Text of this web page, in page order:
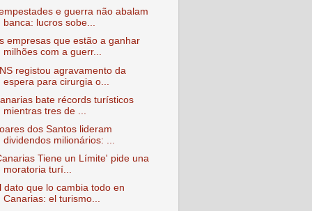
e guerra não abalam
banca: lucros sobe...
empresas que estão a ganhar
milhões com a guerr...
registou agravamento da
espera para cirurgia o...
bate récords turísticos
mientras tres de ...
dos Santos lideram
dividendos milionários: ...
Tiene un Límite' pide una
moratoria turí...
dato que lo cambia todo en
Canarias: el turismo...